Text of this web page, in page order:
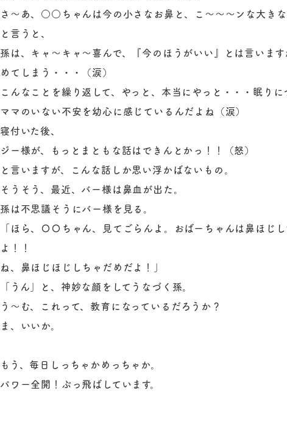
さ～あ、○○ちゃんは今の小さなお鼻と、こ～～～ンな大きな
と言うと、
孫は、キャ～キャ～喜んで、『今のほうがいい』とは言いま
めてしまう・・・（涙）
こんなことを繰り返して、やっと、本当にやっと・・・眠りに
ママのいない不安を幼心に感じているんだよね（涙）
寝付いた後、
ジー様が、もっとまともな話はできんとかっ！！（怒）
と言いますが、こんな話しか思い浮かばないもの。
そうそう、最近、バー様は鼻血が出た。
孫は不思議そうにバー様を見る。
「ほら、〇〇ちゃん、見てごらんよ。おばーちゃんは鼻ほじ
よ！！
ね、鼻ほじほじしちゃだめだよ！」
「うん」と、神妙な顔をしてうなづく孫。
う～む、これって、教育になっているだろうか？
ま、いいか。
もう、毎日しっちゃかめっちゃか。
パワー全開！ぶっ飛ばしています。